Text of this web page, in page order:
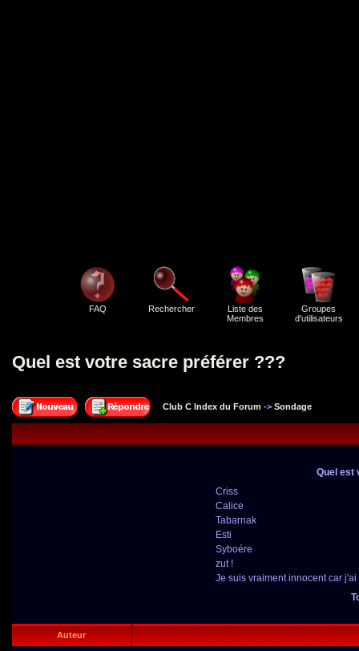
FAQ Rechercher
Liste des
Membres
Groupes
d'utilisateurs
Quel est votre sacre préférer ???
Club C Index du Forum -> Sondage
Quel est
Criss
Calice
Tabarnak
Esti
Syboére
zut !
Je suis vraiment innocent car
Auteur